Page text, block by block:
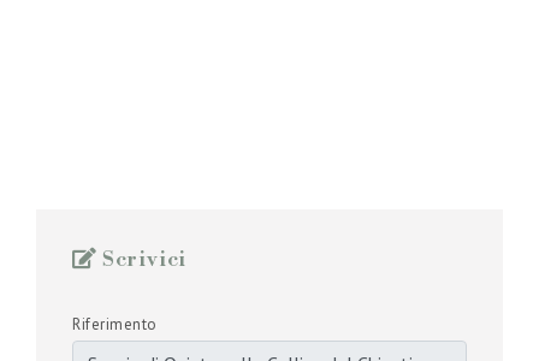
Scrivici
Riferimento